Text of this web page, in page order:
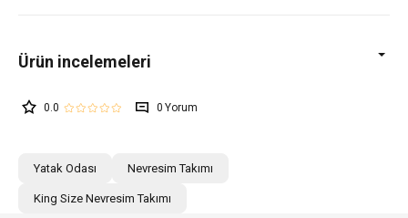
0.0 0
Yatak Odası Nevresim Takımı
King Size Nevresim Takımı